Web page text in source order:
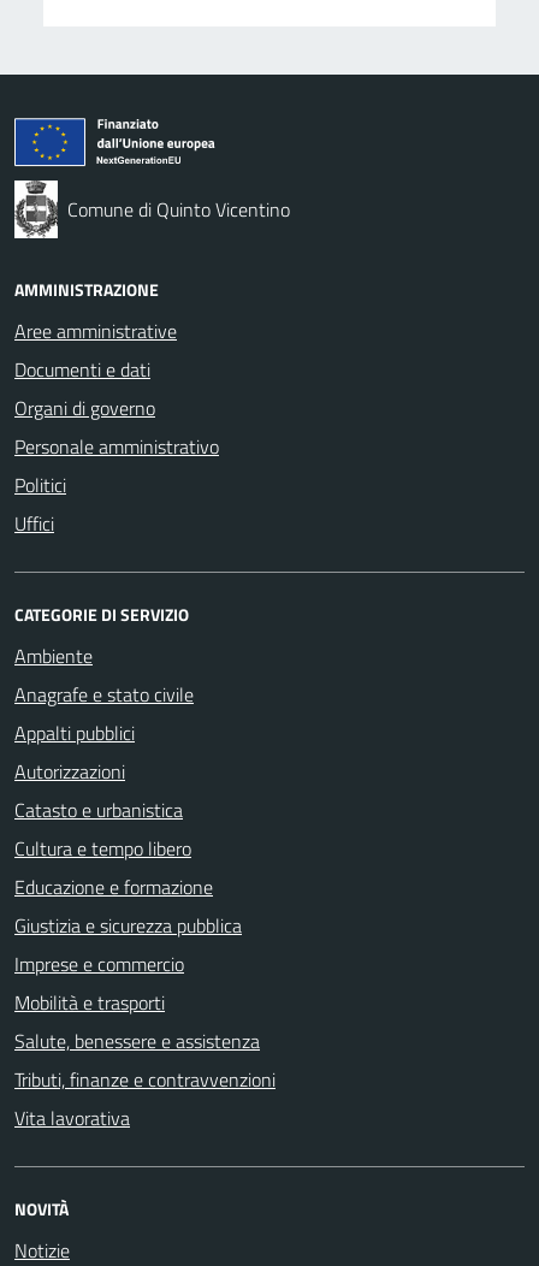
Comune di Quinto Vicentino
AMMINISTRAZIONE
Aree amministrative
Documenti e dati
Organi di governo
Personale amministrativo
Politici
Uffici
CATEGORIE DI SERVIZIO
Ambiente
Anagrafe e stato civile
Appalti pubblici
Autorizzazioni
Catasto e urbanistica
Cultura e tempo libero
Educazione e formazione
Giustizia e sicurezza pubblica
Imprese e commercio
Mobilità e trasporti
Salute, benessere e assistenza
Tributi, finanze e contravvenzioni
Vita lavorativa
NOVITÀ
Notizie